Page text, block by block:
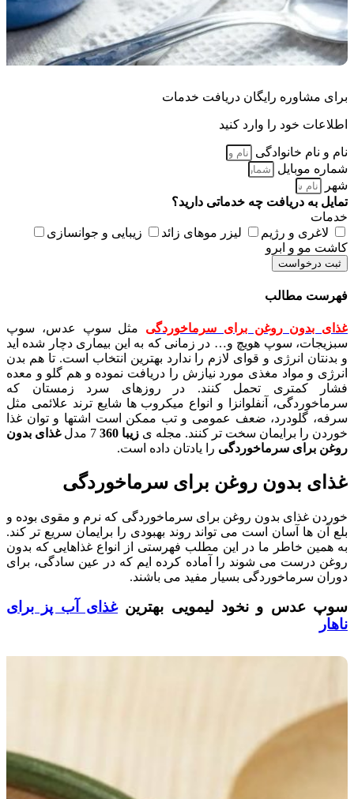
برای مشاوره رایگان دریافت خدمات
اطلاعات خود را وارد کنید
نام و نام خانوادگی
شماره موبایل
شهر
تمایل به دریافت چه خدماتی دارید؟
خدمات
لاغری و رژیم
لیزر موهای زائد
زیبایی و جوانسازی
کاشت مو و ابرو
ثبت درخواست
فهرست مطالب
غذای بدون روغن برای سرماخوردگی مثل سوپ عدس، سوپ
سبزیجات، سوپ هویچ و… در زمانی که به این بیماری دچار شده اید
و بدنتان انرژی و قوای لازم را ندارد بهترین انتخاب است. تا هم بدن
انرژی و مواد مغذی مورد نیازش را دریافت نموده و هم گلو و معده
فشار کمتری تحمل کنند. در روزهای سرد زمستان که
سرماخوردگی، آنفلوانزا و انواع میکروب ها شایع ترند علائمی مثل
سرفه، گلودرد، ضعف عمومی و تب ممکن است اشتها و توان غذا
خوردن را برایمان سخت تر کنند. مجله ی زیبا 360
غذای بدون
روغن برای سرماخوردگی را یادتان داده است.
غذای بدون روغن برای سرماخوردگی
خوردن غذای بدون روغن برای سرماخوردگی که نرم و مقوی بوده و
بلع آن ها آسان است می تواند روند بهبودی را برایمان سریع تر کند.
به همین خاطر ما در این مطلب فهرستی از انواع غذاهایی که بدون
روغن درست می شوند را آماده کرده ایم که در عین سادگی، برای
دوران سرماخوردگی بسیار مفید می باشند.
سوپ عدس و نخود لیمویی بهترینغذای آب پز برای
ناهار